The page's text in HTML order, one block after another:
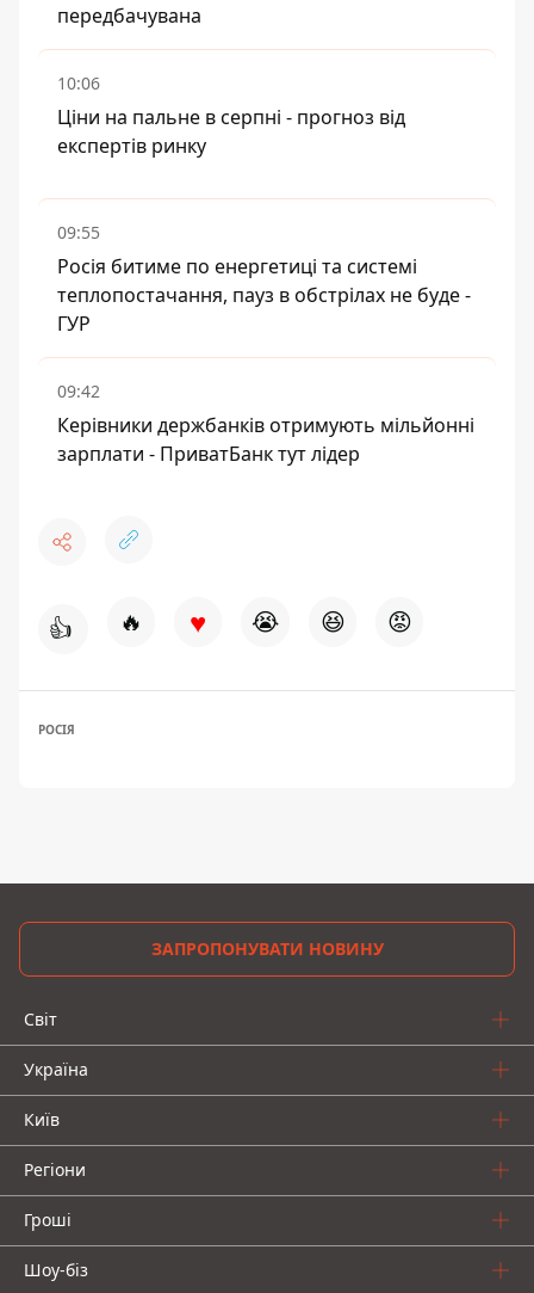
передбачувана
10:06
Ціни на пальне в серпні - прогноз від
експертів ринку
09:55
Росія битиме по енергетиці та системі
теплопостачання, пауз в обстрілах не буде -
ГУР
09:42
Керівники держбанків отримують мільйонні
зарплати - ПриватБанк тут лідер
👍 🔥 ♥ 😭 😆 😡
РОСІЯ
ЗАПРОПОНУВАТИ НОВИНУ
Світ
Україна
Київ
Регіони
Гроші
Шоу-біз